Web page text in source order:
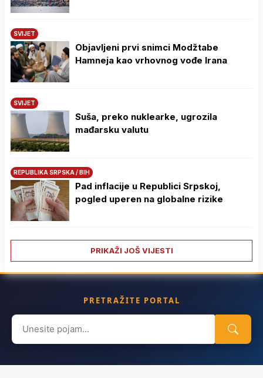
SVIJET
Objavljeni prvi snimci Modžtabe
Hamneja kao vrhovnog vođe Irana
SVIJET
Suša, preko nuklearke, ugrozila
mađarsku valutu
REPUBLIKA SRPSKA / BIH
Pad inflacije u Republici Srpskoj,
pogled uperen na globalne rizike
PRIKAŽI JOŠ VIJESTI
PRETRAŽITE PORTAL
Search
for: